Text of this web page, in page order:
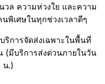
ล ความห่วงใย และความ
พิเศษในทุกช่วงเวลาดีๆ
การจัดส่งเฉพาะในพื้นที่
(มีบริการส่งด่วนภายในวัน
น.)